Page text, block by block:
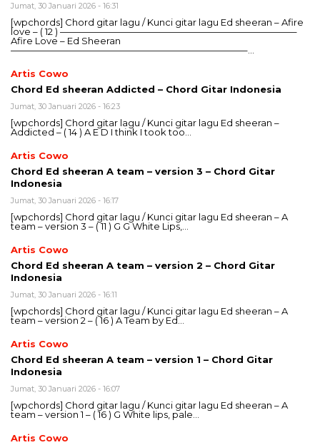
Jumat, 30 Januari 2026 - 16:31
[wpchords] Chord gitar lagu / Kunci gitar lagu Ed sheeran – Afire
love – ( 12 ) —————————————————————————–
Afire Love – Ed Sheeran
—————————————————————————–…
Artis Cowo
Chord Ed sheeran Addicted – Chord Gitar Indonesia
Jumat, 30 Januari 2026 - 16:23
[wpchords] Chord gitar lagu / Kunci gitar lagu Ed sheeran –
Addicted – ( 14 ) A E D I think I took too…
Artis Cowo
Chord Ed sheeran A team – version 3 – Chord Gitar
Indonesia
Jumat, 30 Januari 2026 - 16:17
[wpchords] Chord gitar lagu / Kunci gitar lagu Ed sheeran – A
team – version 3 – ( 11 ) G G White Lips,…
Artis Cowo
Chord Ed sheeran A team – version 2 – Chord Gitar
Indonesia
Jumat, 30 Januari 2026 - 16:11
[wpchords] Chord gitar lagu / Kunci gitar lagu Ed sheeran – A
team – version 2 – ( 16 ) A Team by Ed…
Artis Cowo
Chord Ed sheeran A team – version 1 – Chord Gitar
Indonesia
Jumat, 30 Januari 2026 - 16:07
[wpchords] Chord gitar lagu / Kunci gitar lagu Ed sheeran – A
team – version 1 – ( 16 ) G White lips, pale…
Artis Cowo